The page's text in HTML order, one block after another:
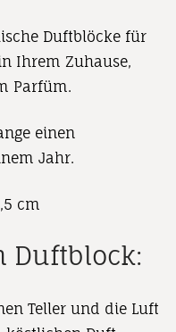
Duftblöcke für
Ihrem Zuhause,
Parfüm.
einen
Jahr.
cm
Duftblock:
Teller und die Luft